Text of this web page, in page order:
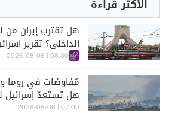
الأكثر قراءة
هل تقترب إيران من
الداخلي؟ تقرير
الكواليس
08:30 | 2026-08-06
مُفاوضات في روما
هل تستعدّ إسرائيل
07:00 | 2026-08-06